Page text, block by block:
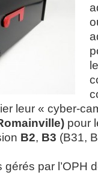
leur « cyber-
pour
B2, B3 (B31,
gérés par l’OPH